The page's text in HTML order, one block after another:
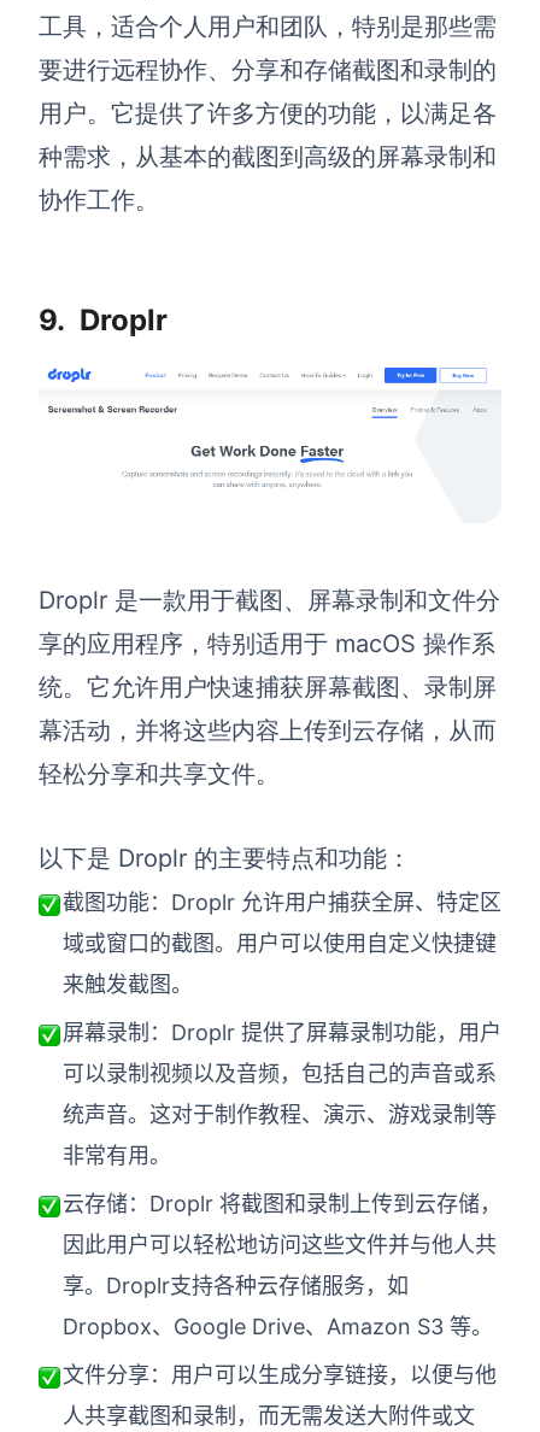
工具，适合个人用户和团队，特别是那些需
要进行远程协作、分享和存储截图和录制的
用户。它提供了许多方便的功能，以满足各
种需求，从基本的截图到高级的屏幕录制和
协作工作。
9. Droplr
Droplr 是一款用于截图、屏幕录制和文件分
享的应用程序，特别适用于 macOS 操作系
统。它允许用户快速捕获屏幕截图、录制屏
幕活动，并将这些内容上传到云存储，从而
轻松分享和共享文件。
以下是 Droplr 的主要特点和功能：
截图功能：Droplr 允许用户捕获全屏、特定区
域或窗口的截图。用户可以使用自定义快捷键
来触发截图。
屏幕录制：Droplr 提供了屏幕录制功能，用户
可以录制视频以及音频，包括自己的声音或系
统声音。这对于制作教程、演示、游戏录制等
非常有用。
云存储：Droplr 将截图和录制上传到云存储，
因此用户可以轻松地访问这些文件并与他人共
享。Droplr支持各种云存储服务，如
Dropbox、Google Drive、Amazon S3 等。
文件分享：用户可以生成分享链接，以便与他
人共享截图和录制，而无需发送大附件或文